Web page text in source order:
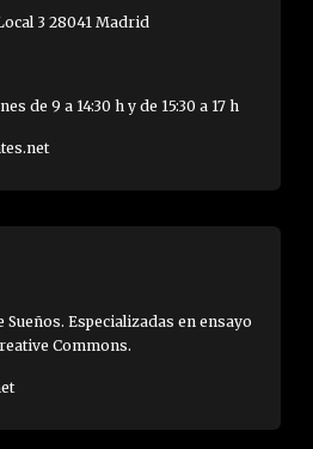
3 28041 Madrid
de 9 a 14:30 h y de 15:30 a 17 h
Especializadas en ensayo
Commons.